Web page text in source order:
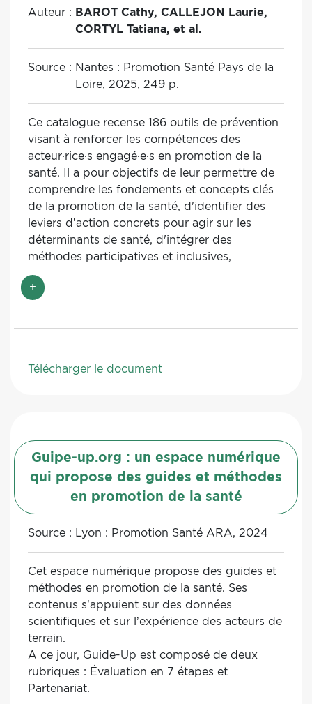
participatif. Une série de fiches pratiques
concernant l'identification, la mobilisation des
contexte local est proposée en annexe.
Auteur : BAROT Cathy, CALLEJON Laurie,
CORTYL Tatiana, et al.
Source : Nantes : Promotion Santé Pays de la
Loire, 2025, 249 p.
Ce catalogue recense 186 outils de prévention
visant à renforcer les compétences des
acteur·rice·s engagé·e·s en promotion de la
santé. Il a pour objectifs de leur permettre de
comprendre les fondements et concepts clés
de la promotion de la santé, d'identifier des
leviers d’action concrets pour agir sur les
déterminants de santé, d'intégrer des
méthodes participatives et inclusives,
d'accompagner efficacement la démarche de
projet et enfin de choisir des outils adaptés
par plusieurs index. Certains outils sont
+
Télécharger le document
Guipe-up.org : un espace numérique
qui propose des guides et méthodes
en promotion de la santé
Source : Lyon : Promotion Santé ARA, 2024
Cet espace numérique propose des guides et
méthodes en promotion de la santé. Ses
contenus s’appuient sur des données
scientifiques et sur l’expérience des acteurs de
terrain.
A ce jour, Guide-Up est composé de deux
rubriques : Évaluation en 7 étapes et
Partenariat.